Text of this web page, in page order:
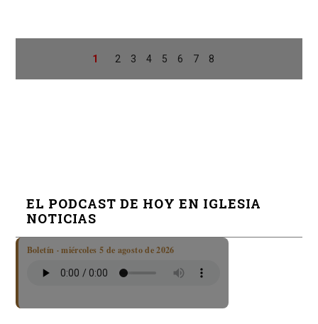
1 2 3 4 5 6 7 8
EL PODCAST DE HOY EN IGLESIA
NOTICIAS
Boletín · miércoles 5 de agosto de 2026